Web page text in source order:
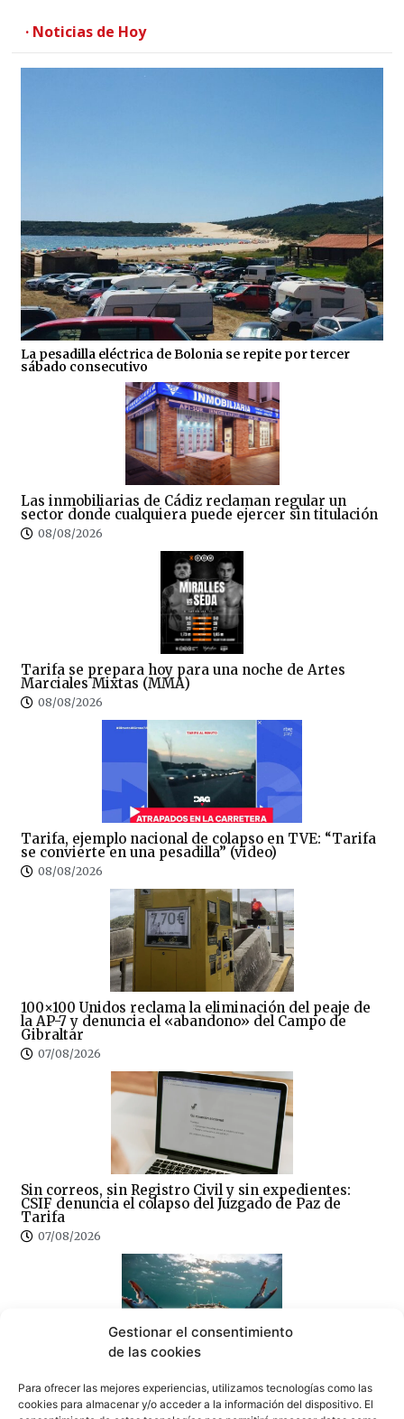
Gestionar el consentimiento
de las cookies
Para ofrecer las mejores experiencias, utilizamos tecnologías como las
cookies para almacenar y/o acceder a la información del dispositivo. El
· Noticias de Hoy
La pesadilla eléctrica de Bolonia se repite por tercer
sábado consecutivo
Las inmobiliarias de Cádiz reclaman regular un
sector donde cualquiera puede ejercer sin titulación
08/08/2026
Tarifa se prepara hoy para una noche de Artes
Marciales Mixtas (MMA)
08/08/2026
Tarifa, ejemplo nacional de colapso en TVE: “Tarifa
se convierte en una pesadilla” (video)
08/08/2026
100×100 Unidos reclama la eliminación del peaje de
la AP-7 y denuncia el «abandono» del Campo de
Gibraltar
07/08/2026
Sin correos, sin Registro Civil y sin expedientes:
CSIF denuncia el colapso del Juzgado de Paz de
Tarifa
07/08/2026
debate del cangrejo azul llega a Tarifa
07/08/2026